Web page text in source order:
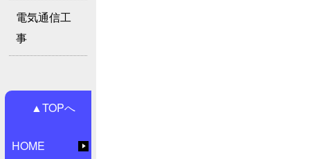
電気通信工
事
▲TOPへ
HOME